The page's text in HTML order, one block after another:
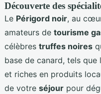
Découverte des
Le Périgord noir, au
amateurs de tourisme
célèbres truffes noires
base de canard, tels
et riches en produits
de votre séjour pour